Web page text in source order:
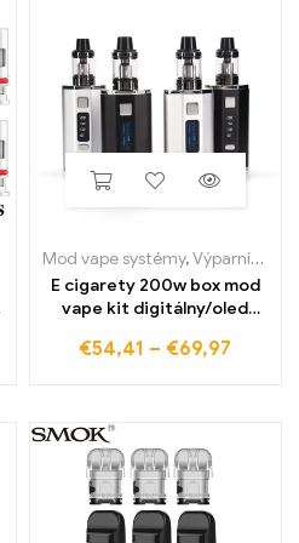
Mod vape systémy,Výparníky a cievky
E cigarety 200w box mod
vape kit digitálny/oled
atomizér s duálnym 4400
€54,41 – €69,97